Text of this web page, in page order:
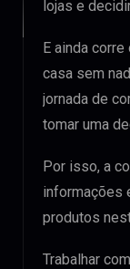
lojas e
E ainda
casa sem
jornada de
tomar uma
Por isso, a
informações
produtos
Trabalhar